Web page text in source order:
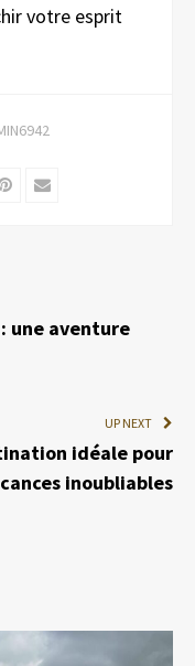
votre esprit
Pinterest
Email
une aventure
UP NEXT
idéale pour
inoubliables